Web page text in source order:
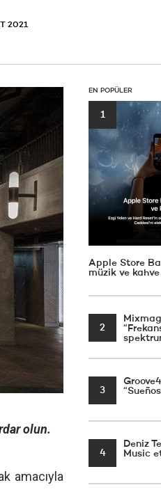
2021
olun.
amacıyla
EN POPÜLER
1
Apple Store
müzik ve
2
3
4
Deniz
Music